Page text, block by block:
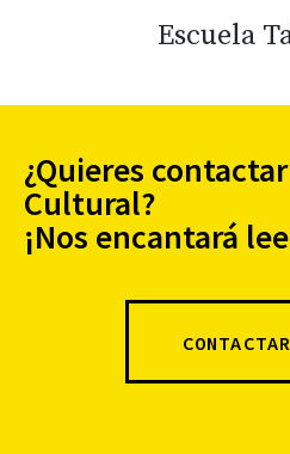
Escuela
¿Quieres
Cultural?
¡Nos encantará